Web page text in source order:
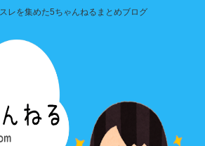
レを集めた5ちゃんねるまとめブログ